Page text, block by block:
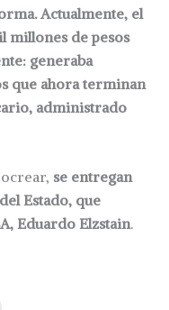
Actualmente, el
millones de pesos
generaba
que ahora terminan
administrado
se entregan
Estado, que
Eduardo Elzstain.